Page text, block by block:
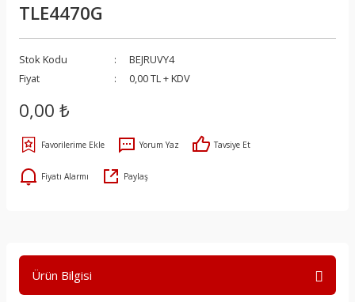
TLE4470G
Stok Kodu
BEJRUVY4
Fiyat
0,00 TL + KDV
0,00 ₺
Yorum Yaz Tavsiye Et
Fiyatı Alarmı Paylaş
Ürün Bilgisi